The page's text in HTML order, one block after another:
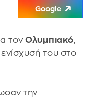
Google
τον Ολυμπιακό,
ενίσχυσή του στο
την